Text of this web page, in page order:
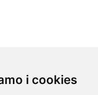
i cookies